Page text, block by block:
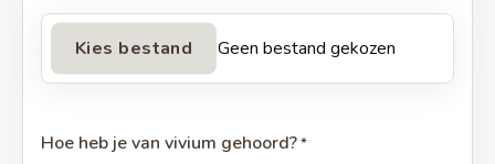
Geen bestand gekozen
Hoe heb je van vivium gehoord?*